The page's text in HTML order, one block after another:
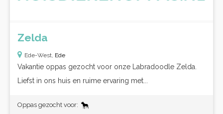
Zelda
Ede-West, Ede
Vakantie oppas gezocht voor onze Labradoodle Zelda.
Liefst in ons huis en ruime ervaring met...
Oppas gezocht voor: